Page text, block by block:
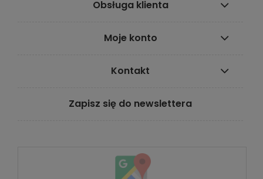
Obsługa klienta
Moje konto
Kontakt
Zapisz się do newslettera